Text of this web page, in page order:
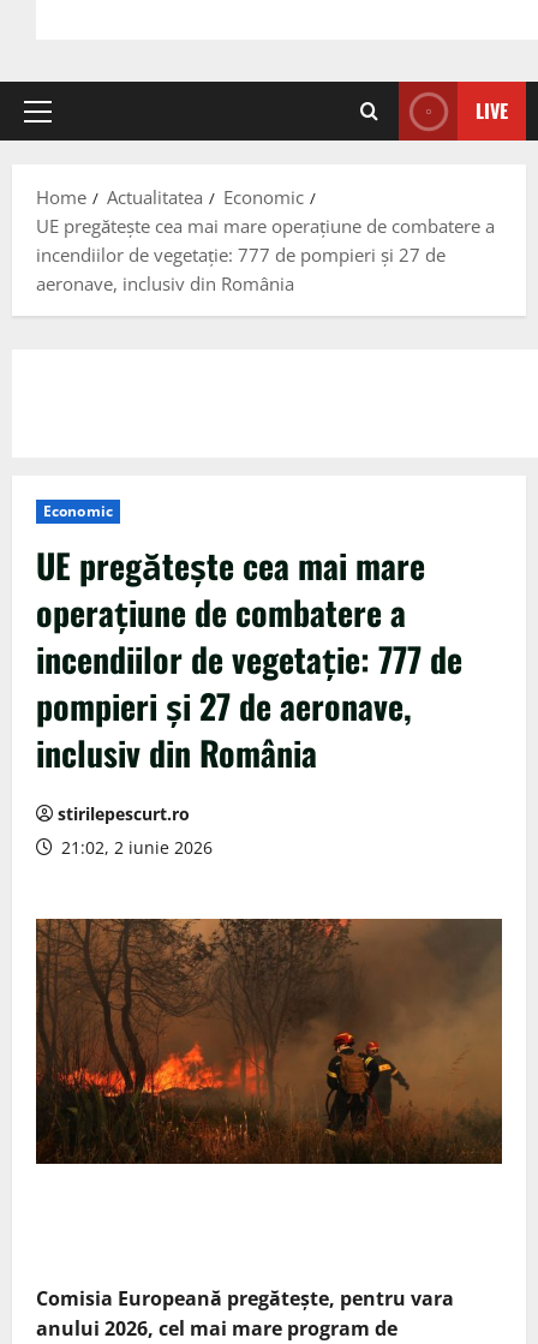
Primary
LIVE
Home Actualitatea
Economic
UE pregăteşte cea mai mare operaţiune de combatere a
incendiilor de vegetaţie: 777 de pompieri şi 27 de
aeronave, inclusiv din România
Economic
UE pregăteşte cea mai mare
operaţiune de combatere a
incendiilor de vegetaţie: 777 de
pompieri şi 27 de aeronave,
inclusiv din România
stirilepescurt.ro
21:02, 2 iunie 2026
Comisia Europeană pregăteşte, pentru vara
anului 2026, cel mai mare program de